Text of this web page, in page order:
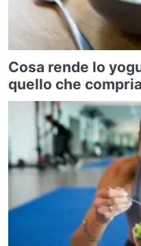
Cosa rende lo
quello che